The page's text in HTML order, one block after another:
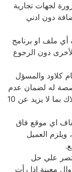
لجهات تجارية
دون ادني
أي ملف او برنامج
دون الرجوع
كلاود والمسؤل
له لضمان عدم
التأثير علي باقى العملاء من حيث الاستهلاك بما لا يزيد عن 10
اي موقع فاق
الخادم ما يزيد عن 10% ، ويلزم العميل
علي حل
معينة اذا رأت